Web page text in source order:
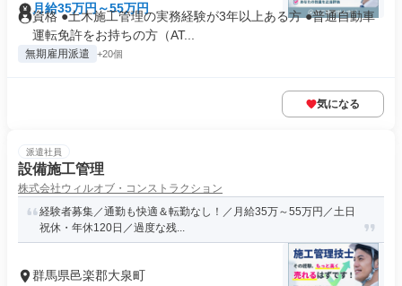
月給35万円～55万円
資格 ●土木施工管理の実務経験が3年以上ある方 ●普通自動車
運転免許をお持ちの方（AT...
無期雇用派遣 +20個
気になる
派遣社員
設備施工管理
株式会社ウィルオブ・コンストラクション
経験者募集／通勤も快適＆転勤なし！／月給35万～55万円／土日
祝休・年休120日／過度な残...
群馬県邑楽郡大泉町